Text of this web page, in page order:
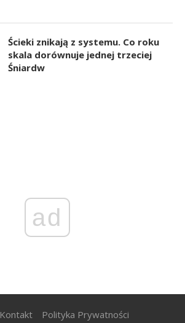
Ścieki znikają z systemu. Co roku
skala dorównuje jednej trzeciej
Śniardw
ad
Kontakt Polityka Prywatności